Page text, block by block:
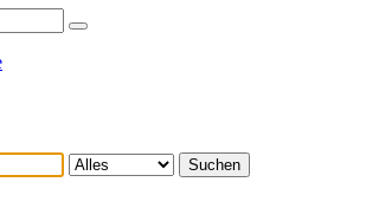
Suchen